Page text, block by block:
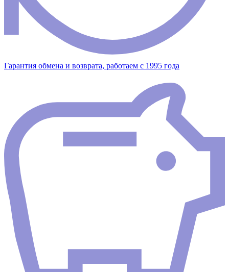
Гарантия обмена и возврата, работаем с 1995 года